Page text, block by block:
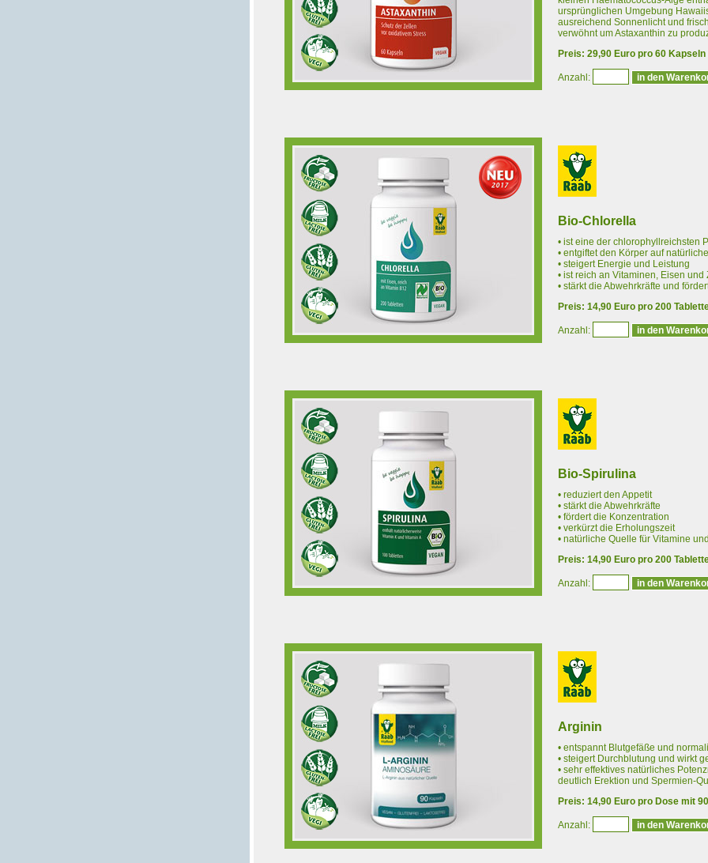
ursprünglichen Umgebung
ausreichend Sonnenlicht und
verwöhnt um Astaxanthin zu
Preis: 29,90 Euro pro 60 Kapseln
Anzahl:
Bio-Chlorella
• ist eine der chlorophyllreichsten
• entgiftet den Körper auf
• steigert Energie und Leistung
• ist reich an Vitaminen, Eisen und
• stärkt die Abwehrkräfte und
Preis: 14,90 Euro pro 200
Anzahl:
Bio-Spirulina
• reduziert den Appetit
• stärkt die Abwehrkräfte
• fördert die Konzentration
• verkürzt die Erholungszeit
• natürliche Quelle für Vitamine
Preis: 14,90 Euro pro 200
Anzahl:
Arginin
• entspannt Blutgefäße und
• steigert Durchblutung und wirkt
• sehr effektives natürliches
deutlich Erektion und Spermien-
Preis: 14,90 Euro pro Dose mit
Anzahl: